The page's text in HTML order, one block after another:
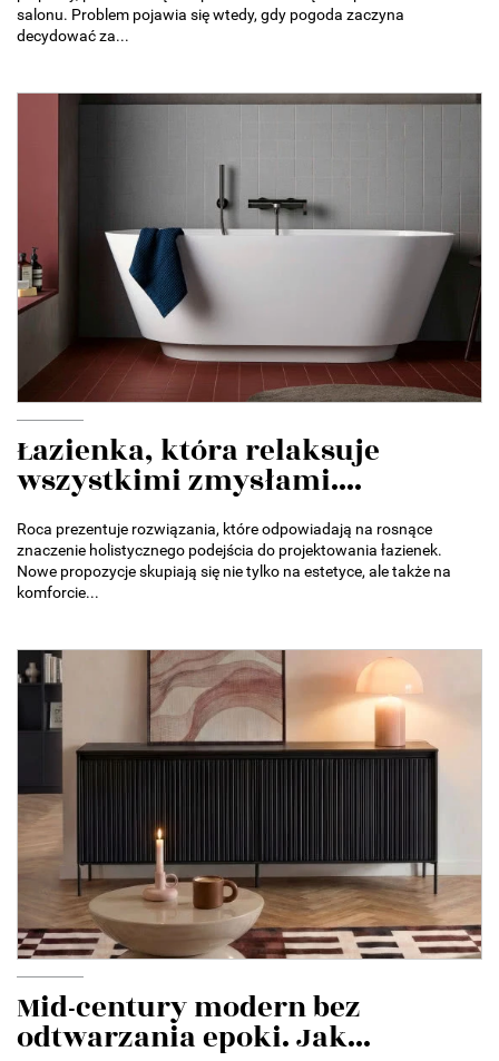
salonu. Problem pojawia się wtedy, gdy pogoda zaczyna
decydować za...
Łazienka, która relaksuje
wszystkimi zmysłami....
Roca prezentuje rozwiązania, które odpowiadają na rosnące
znaczenie holistycznego podejścia do projektowania łazienek.
Nowe propozycje skupiają się nie tylko na estetyce, ale także na
komforcie...
Mid-century modern bez
odtwarzania epoki. Jak...